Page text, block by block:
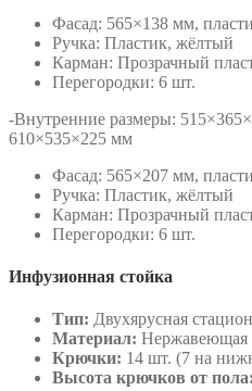
Фасад: 565×138 мм,
Ручка: Пластик, жёлтый
Карман: Прозрачный
Перегородки: 6 шт.
-Внутренние размеры:
610×535×225 мм
Фасад: 565×207 мм,
Ручка: Пластик, жёлтый
Карман: Прозрачный
Перегородки: 6 шт.
Инфузионная стойка
Тип: Двухярусная
Материал: Нержавеющая
Крючки: 14 шт. (7 на
Высота крючков от пола: